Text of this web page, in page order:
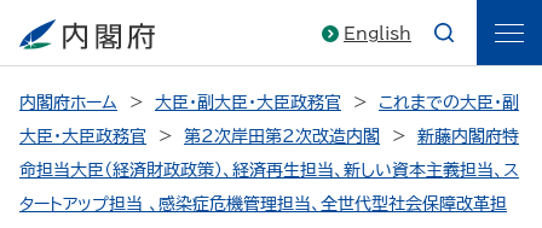
English
内閣府ホーム 大臣・副大臣・大臣政務官
これまでの大臣・副
大臣・大臣政務官
第2次岸田第2次改造内閣
新藤内閣府特
命担当大臣（経済財政政策）、経済再生担当、新しい資本主義担当、ス
タートアップ担当 、感染症危機管理担当、全世代型社会保障改革担